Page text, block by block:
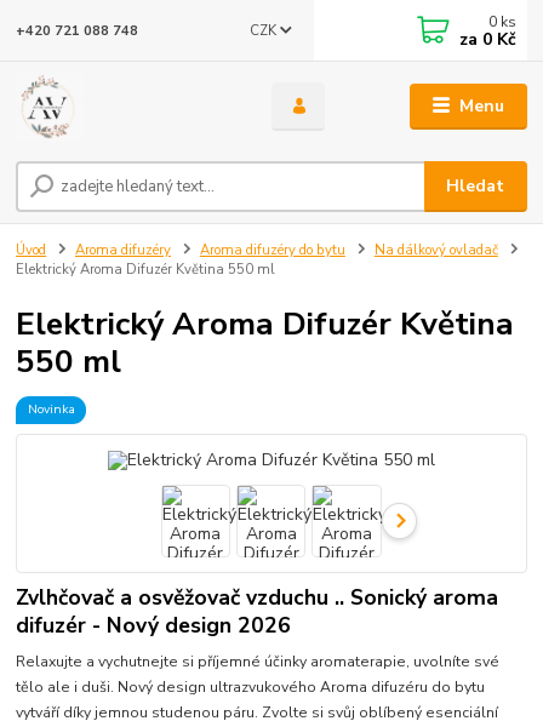
Menu
CZK
Hledat
+420 721 088 748 0 ks
za 0 Kč
Úvod Aroma difuzéry Aroma difuzéry do bytu
Na dálkový ovladač
Elektrický Aroma Difuzér Květina 550 ml
Elektrický Aroma Difuzér Květina
550 ml
Novinka
Zvlhčovač a osvěžovač vzduchu .. Sonický aroma
difuzér - Nový design 2026
Relaxujte a vychutnejte si příjemné účinky aromaterapie, uvolníte své
tělo ale i duši. Nový design ultrazvukového Aroma difuzéru do bytu
vytváří díky jemnou studenou páru. Zvolte si svůj oblíbený esenciální